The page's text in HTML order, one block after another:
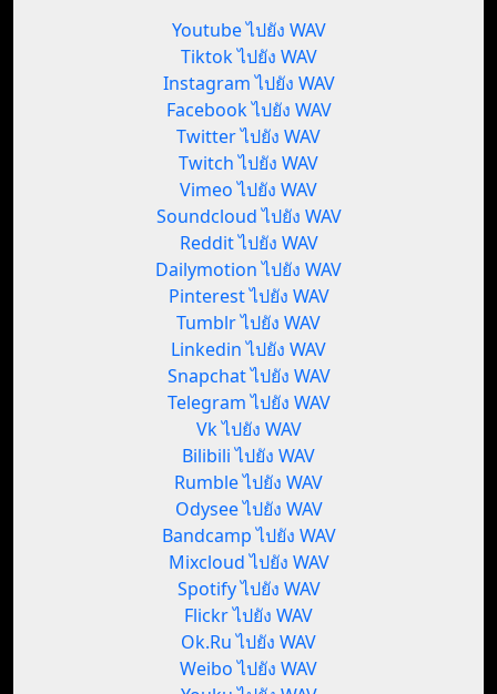
Youtube ไปยัง WAV
Tiktok ไปยัง WAV
Instagram ไปยัง WAV
Facebook ไปยัง WAV
Twitter ไปยัง WAV
Twitch ไปยัง WAV
Vimeo ไปยัง WAV
Soundcloud ไปยัง WAV
Reddit ไปยัง WAV
Dailymotion ไปยัง WAV
Pinterest ไปยัง WAV
Tumblr ไปยัง WAV
Linkedin ไปยัง WAV
Snapchat ไปยัง WAV
Telegram ไปยัง WAV
Vk ไปยัง WAV
Bilibili ไปยัง WAV
Rumble ไปยัง WAV
Odysee ไปยัง WAV
Bandcamp ไปยัง WAV
Mixcloud ไปยัง WAV
Spotify ไปยัง WAV
Flickr ไปยัง WAV
Ok.Ru ไปยัง WAV
Weibo ไปยัง WAV